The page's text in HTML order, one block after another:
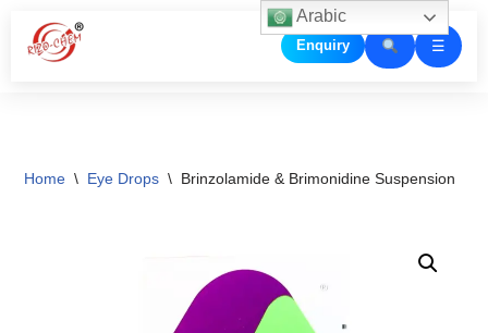
Skip
Enquiry ☰
Home \ Eye Drops \ Brinzolamide & Brimonidine Suspension
Arabic